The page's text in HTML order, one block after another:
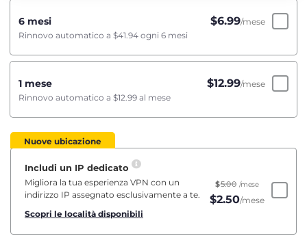
6 mesi $6.99/mese
Rinnovo automatico a $41.94 ogni 6 mesi
1 mese $12.99/mese
Rinnovo automatico a $12.99 al mese
Nuove ubicazione
Includi un IP dedicato
Migliora la tua esperienza VPN con un
indirizzo IP assegnato esclusivamente a te.
Scopri le località disponibili
$5.00 /mese
$2.50/mese